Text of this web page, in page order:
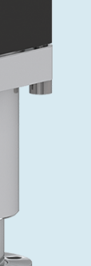
トバルブ
バルブ
トッパーバルブ
ルブ
バルブ
ット印刷
ション